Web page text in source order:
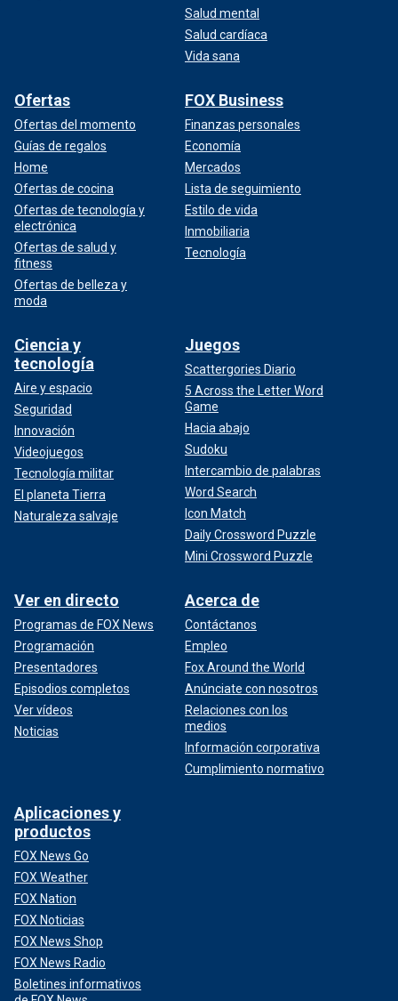
Salud mental
Salud cardíaca
Vida sana
Ofertas
Ofertas del momento
Guías de regalos
Home
Ofertas de cocina
Ofertas de tecnología y
electrónica
Ofertas de salud y
fitness
Ofertas de belleza y
moda
FOX Business
Finanzas personales
Economía
Mercados
Lista de seguimiento
Estilo de vida
Inmobiliaria
Tecnología
Ciencia y
tecnología
Aire y espacio
Seguridad
Innovación
Videojuegos
Tecnología militar
El planeta Tierra
Naturaleza salvaje
Juegos
Scattergories Diario
5 Across the Letter Word
Game
Hacia abajo
Sudoku
Intercambio de palabras
Word Search
Icon Match
Daily Crossword Puzzle
Mini Crossword Puzzle
Ver en directo
Programas de FOX News
Programación
Presentadores
Episodios completos
Ver vídeos
Noticias
Acerca de
Contáctanos
Empleo
Fox Around the World
Anúnciate con nosotros
Relaciones con los
medios
Información corporativa
Cumplimiento normativo
Aplicaciones y
productos
FOX News Go
FOX Weather
FOX Nation
FOX Noticias
FOX News Shop
FOX News Radio
Boletines informativos